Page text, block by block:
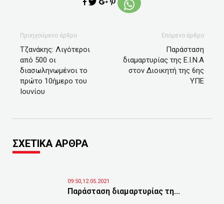
Προηγούμενο άρθρο
Τζανάκης: Λιγότεροι
από 500 οι
διασωληνωμένοι το
πρώτο 10ήμερο του
Ιουνίου
Επόμενο άρθρο
Παράσταση
διαμαρτυρίας της Ε.Ι.Ν.Α
στον Διοικητή της 6ης
ΥΠΕ
ΣΧΕΤΙΚΑ ΑΡΘΡΑ
09:50,12.05.2021
Παράσταση διαμαρτυρίας τη...